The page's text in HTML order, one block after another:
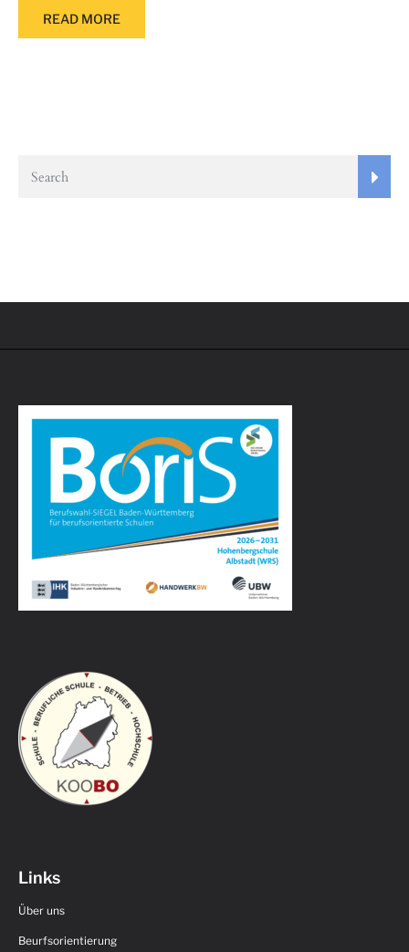
READ MORE
Links
Über uns
Beurfsorientierung